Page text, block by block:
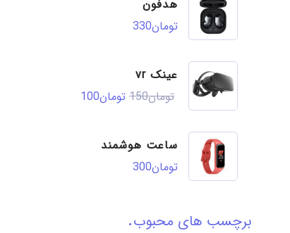
هدفون
تومان330
عینک vr
تومان150 تومان100
ساعت هوشمند
تومان300
برچسب های محبوب